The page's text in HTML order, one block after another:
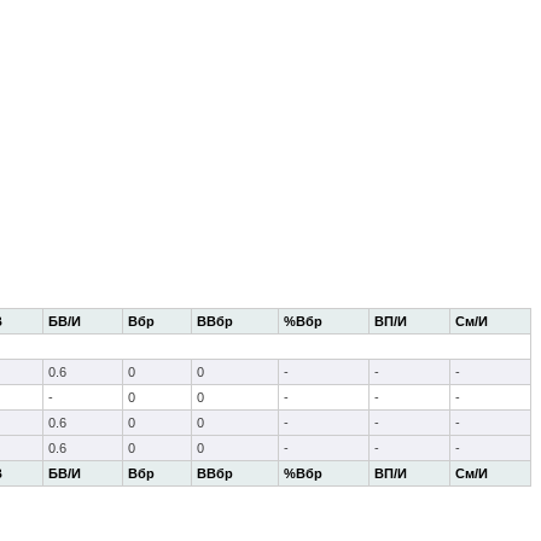
БВ/И Вбр ВВбр %Вбр ВП/И См/И
БВ/И Вбр ВВбр %Вбр ВП/И См/И
0.6 0 0 - -
-
-
0 0 - -
-
0.6
0 0 - -
-
0.6
0 0 - - -